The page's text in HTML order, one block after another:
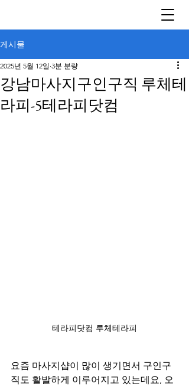
게시물
강남마사지구인구직 루체테
라피-5테라피닷컴
2025년 5월 12일 3분 분량
테라피닷컴 루체테라피
요즘 마사지샵이 많이 생기면서 구인구
직도 활발하게 이루어지고 있는데요, 오